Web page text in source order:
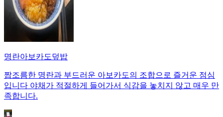
명란아보카도덮밥
짭조름한 명란과 부드러운 아보카도의 조합으로 즐거운 점심
입니다 야채가 적절하게 들어가서 식감을 놓치지 않고 매우 만
족합니다.